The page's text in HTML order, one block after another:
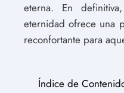
eterna. En
eternidad ofrece una
reconfortante para
Índice de